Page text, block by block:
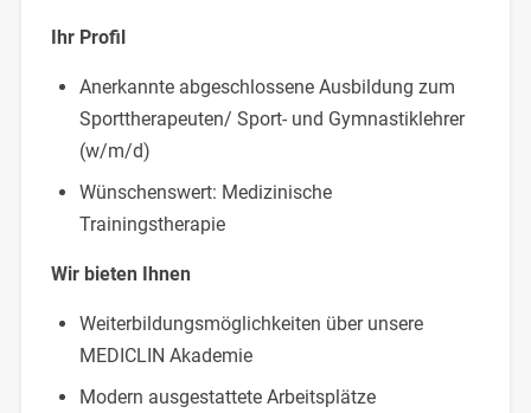
Ihr Profil
Anerkannte abgeschlossene Ausbildung zum
Sporttherapeuten/ Sport- und Gymnastiklehrer
(w/m/d)
Wünschenswert: Medizinische
Trainingstherapie
Wir bieten Ihnen
Weiterbildungsmöglichkeiten über unsere
MEDICLIN Akademie
Modern ausgestattete Arbeitsplätze